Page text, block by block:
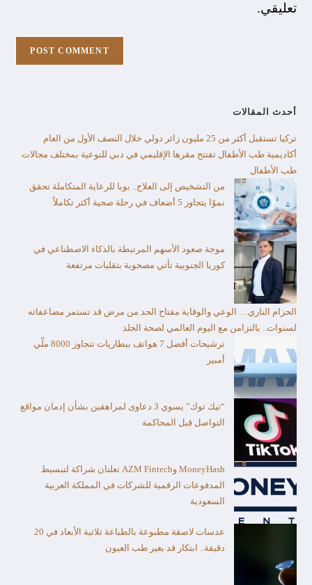
تعليقي.
أحدث المقالات
تركيا تستقبل أكثر من 25 مليون زائر دولي خلال النصف الأول من العام​
أكاديمية طب الأطفال تفتتح مقرها الإقليمي في دبي للتوعية بمختلف مجالات
طب الأطفال
من التشخيص إلى العلاج.. بوبا للرعاية المتكاملة تحقق
نموًا يتجاوز 5 أضعاف في رحلة صحية أكثر تكاملاً
موجة صعود الأسهم المرتبطة بالذكاء الاصطناعي في
كوريا الجنوبية تأتي مصحوبة بتقلبات مرتفعة
الحزام الناري… الوعي والوقاية مفتاح الحد من مرض قد تستمر مضاعفاته
لسنوات.. بالتزامن مع اليوم العالمي لصحة الجلد
ترشيحات أفضل 7 هواتف ببطاريات تتجاوز 8000 ملّي
أمبير
“تيك توك” يسوي 3 دعاوى لمراهقين بشأن إدمان مواقع
التواصل قبل المحاكمة
MoneyHash وAZM Fintech تعلنان شراكة لتبسيط
المدفوعات الرقمية للشركات في المملكة العربية
السعودية
عدسات لاصقة مطبوعة بالطباعة ثلاثية الأبعاد في 20
دقيقة.. ابتكار قد يغير طب العيون